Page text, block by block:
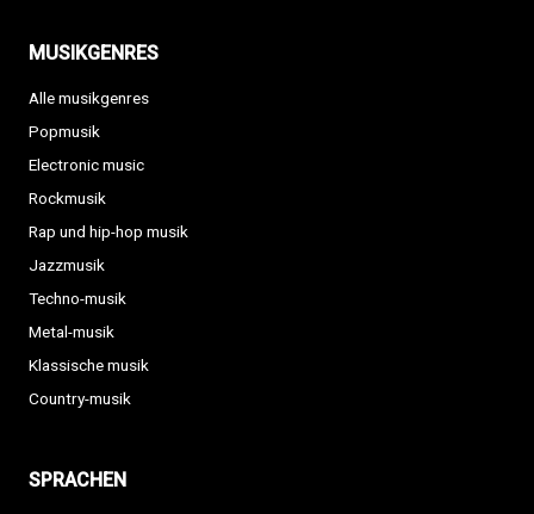
MUSIKGENRES
Alle musikgenres
Popmusik
Electronic music
Rockmusik
Rap und hip-hop musik
Jazzmusik
Techno-musik
Metal-musik
Klassische musik
Country-musik
SPRACHEN